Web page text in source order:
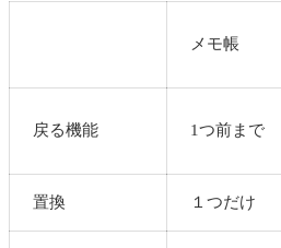
メモ帳
戻る機能 1つ前まで
置換 １つだけ